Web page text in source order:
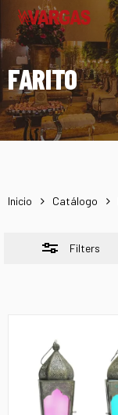
Skip
main
content
FARITO
Inicio Catálogo
Filters